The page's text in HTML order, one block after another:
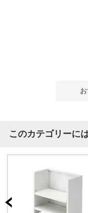
このカテゴリーに